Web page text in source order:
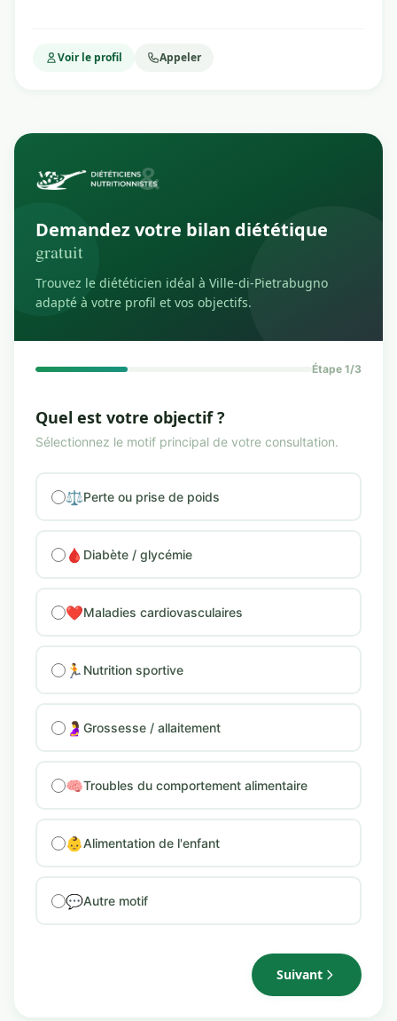
Voir le profil Appeler
Demandez votre bilan diététique
gratuit
Trouvez le diététicien idéal à Ville-di-Pietrabugno
adapté à votre profil et vos objectifs.
Étape 1/3
Quel est votre objectif ?
Sélectionnez le motif principal de votre consultation.
⚖️Perte ou prise de poids
🩸 Diabète / glycémie
❤️Maladies cardiovasculaires
🏃 Nutrition sportive
🤰 Grossesse / allaitement
🧠Troubles du comportement alimentaire
👶Alimentation de l'enfant
💬Autre motif
Suivant